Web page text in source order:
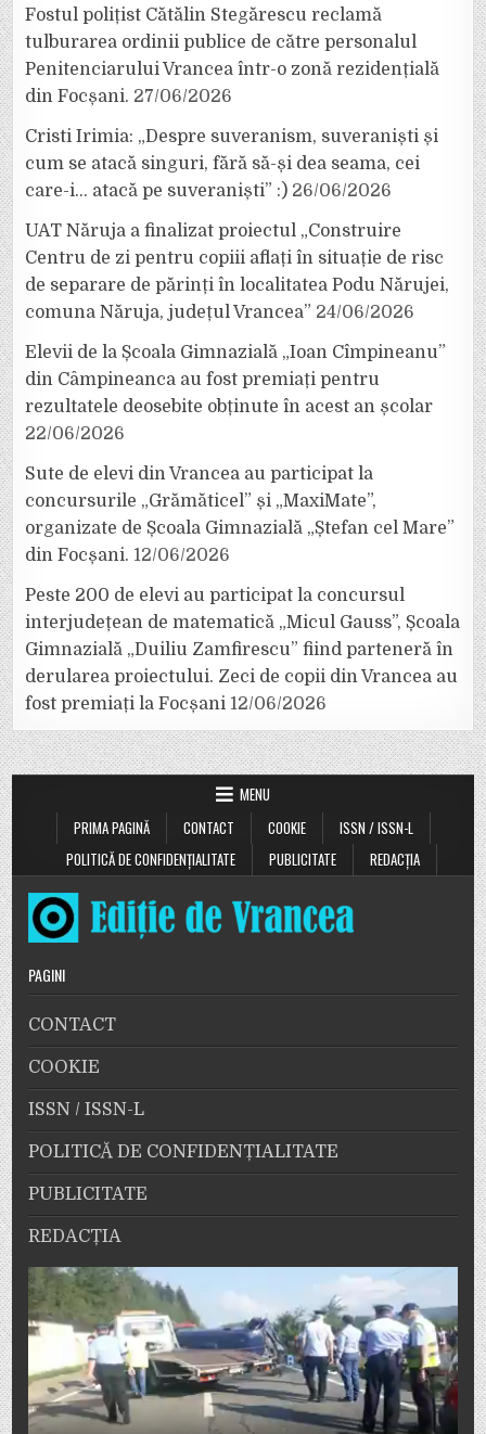
Fostul polițist Cătălin Stegărescu reclamă
tulburarea ordinii publice de către personalul
Penitenciarului Vrancea într-o zonă rezidențială
din Focșani. 27/06/2026
Cristi Irimia: „Despre suveranism, suveraniști și
cum se atacă singuri, fără să-și dea seama, cei
care-i… atacă pe suveraniști” :) 26/06/2026
UAT Năruja a finalizat proiectul „Construire
Centru de zi pentru copiii aflați în situație de risc
de separare de părinți în localitatea Podu Nărujei,
comuna Năruja, județul Vrancea” 24/06/2026
Elevii de la Școala Gimnazială „Ioan Cîmpineanu”
din Câmpineanca au fost premiați pentru
rezultatele deosebite obținute în acest an școlar
22/06/2026
Sute de elevi din Vrancea au participat la
concursurile „Grămăticel” și „MaxiMate”,
organizate de Școala Gimnazială „Ștefan cel Mare”
din Focșani. 12/06/2026
Peste 200 de elevi au participat la concursul
interjudețean de matematică „Micul Gauss”, Școala
Gimnazială „Duiliu Zamfirescu” fiind parteneră în
derularea proiectului. Zeci de copii din Vrancea au
fost premiați la Focșani 12/06/2026
MENU
PRIMA PAGINĂ
CONTACT COOKIE
ISSN / ISSN-L
POLITICĂ DE CONFIDENȚIALITATE
PUBLICITATE REDACȚIA
PAGINI
CONTACT
COOKIE
ISSN / ISSN-L
POLITICĂ DE CONFIDENȚIALITATE
PUBLICITATE
REDACȚIA